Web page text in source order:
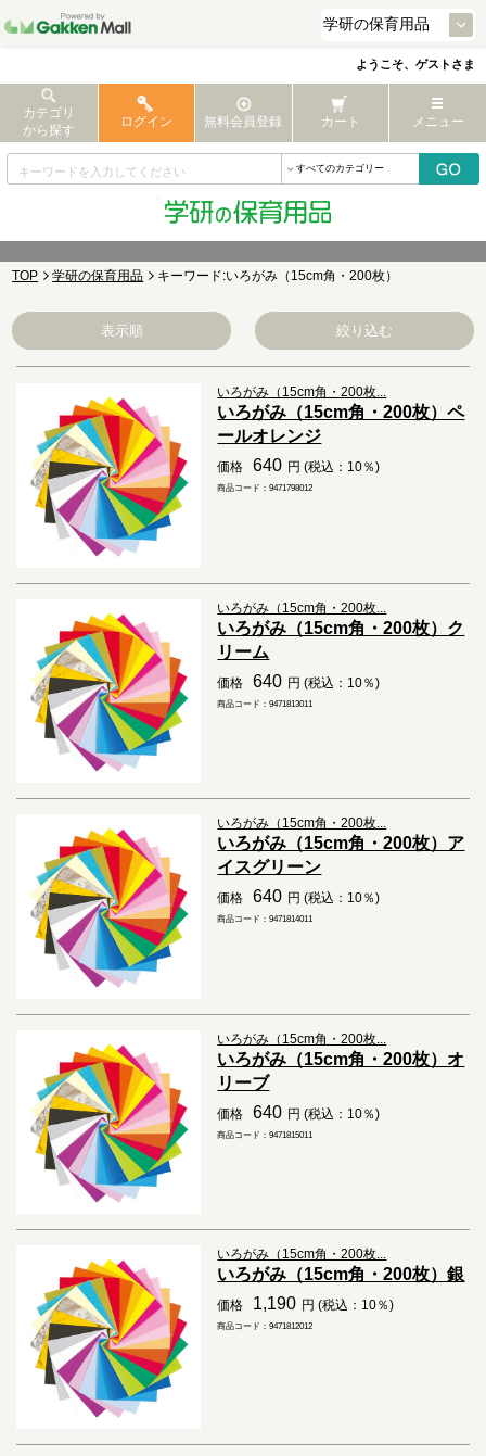
ようこそ、ゲストさま
カテゴリ
から探す
ログイン 無料会員登録 カート メニュー
TOP 学研の保育用品 キーワード:いろがみ（15cm角・200枚）
表示順 絞り込む
いろがみ（15cm角・200枚...
いろがみ（15cm角・200枚）ペ
ールオレンジ
価格 640 円 (税込：10％)
商品コード：9471798012
いろがみ（15cm角・200枚...
いろがみ（15cm角・200枚）ク
リーム
価格 640 円 (税込：10％)
商品コード：9471813011
いろがみ（15cm角・200枚...
いろがみ（15cm角・200枚）ア
イスグリーン
価格 640 円 (税込：10％)
商品コード：9471814011
いろがみ（15cm角・200枚...
いろがみ（15cm角・200枚）オ
リーブ
価格 640 円 (税込：10％)
商品コード：9471815011
いろがみ（15cm角・200枚...
いろがみ（15cm角・200枚）銀
価格 1,190 円 (税込：10％)
商品コード：9471812012